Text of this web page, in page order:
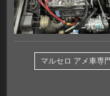
マルセロ アメ車専